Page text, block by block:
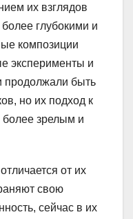
их взглядов
глубокими и
композиции
эксперименты и
продолжали быть
но их подход к
более зрелым и
от их
свою
сейчас в их